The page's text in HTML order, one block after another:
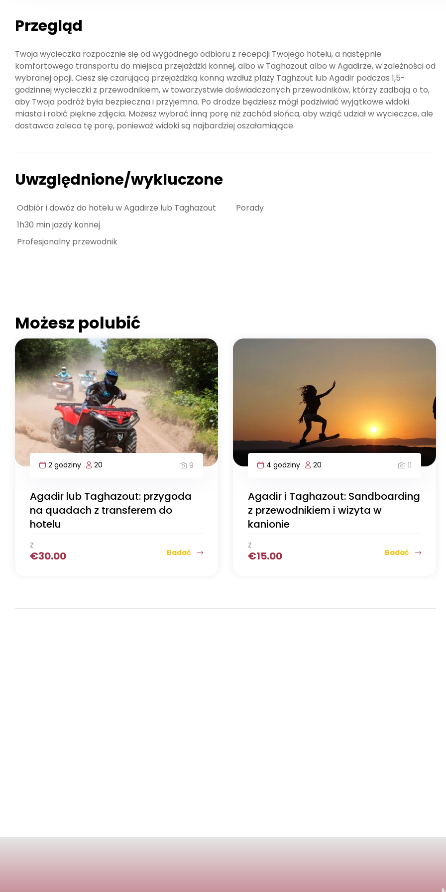
Przegląd
Twoja wycieczka rozpocznie się od wygodnego odbioru z recepcji Twojego hotelu, a następnie
komfortowego transportu do miejsca przejażdżki konnej, albo w Taghazout albo w Agadirze, w zależności od
wybranej opcji. Ciesz się czarującą przejażdżką konną wzdłuż plaży Taghzout lub Agadir podczas 1,5-
godzinnej wycieczki z przewodnikiem, w towarzystwie doświadczonych przewodników, którzy zadbają o to,
aby Twoja podróż była bezpieczna i przyjemna. Po drodze będziesz mógł podziwiać wyjątkowe widoki
miasta i robić piękne zdjęcia. Możesz wybrać inną porę niż zachód słońca, aby wziąć udział w wycieczce, ale
dostawca zaleca tę porę, ponieważ widoki są najbardziej oszałamiające.
Uwzględnione/wykluczone
Odbiór i dowóz do hotelu w Agadirze lub Taghazout
1h30 min jazdy konnej
Profesjonalny przewodnik
Porady
Możesz polubić
2 godziny 20 9
Agadir lub Taghazout: przygoda
na quadach z transferem do
hotelu
Z
€30.00 Badać
4 godziny 20 11
Agadir i Taghazout: Sandboarding
z przewodnikiem i wizyta w
kanionie
Z
€15.00 Badać